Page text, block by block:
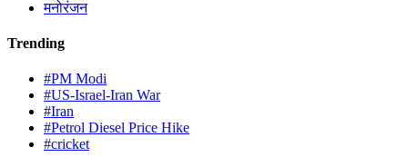
मनोरंजन
Trending
#PM Modi
#US-Israel-Iran War
#Iran
#Petrol Diesel Price Hike
#cricket